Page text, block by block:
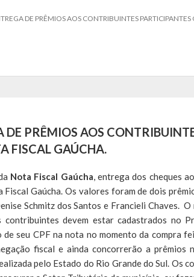
DE PRÊMIOS AOS CONTRIBUINTES
PRÊMIOS AOS
FISCAL GAÚCHA.
Nota Fiscal Gaúcha, entrega dos cheques
Gaúcha. Os valores foram de dois
Schmitz dos Santos e Francieli Chaves. O
devem estar cadastrados no
seu CPF na nota no momento da compra
fiscal e ainda concorrerão a prêmios
pelo Estado do Rio Grande do Sul. Os